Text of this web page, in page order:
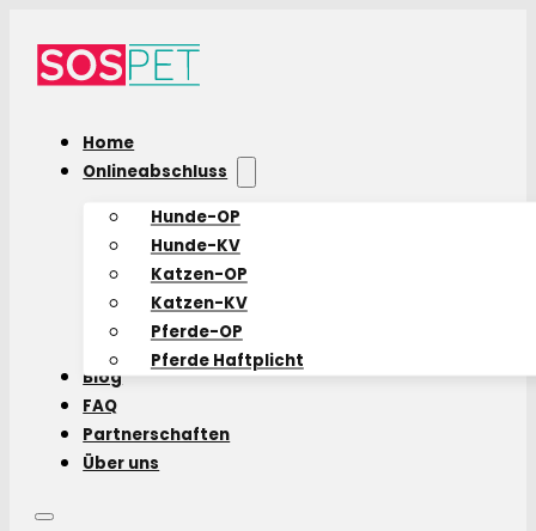
Home
Onlineabschluss
Hunde-OP
Hunde-KV
Katzen-OP
Katzen-KV
Pferde-OP
Pferde Haftplicht
Blog
FAQ
Partnerschaften
Über uns